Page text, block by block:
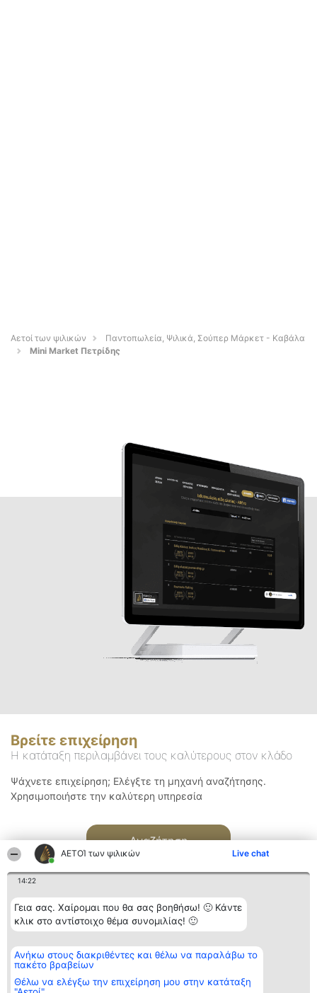
ΑΕΤΟΊ των ψιλικών Live chat
14:22
Γεια σας. Χαίρομαι που θα σας βοηθήσω! 🙂 Κάντε
κλικ στο αντίστοιχο θέμα συνομιλίας! 🙂
Ανήκω στους διακριθέντες και θέλω να παραλάβω το
πακέτο βραβείων
Θέλω να ελέγξω την επιχείρηση μου στην κατάταξη
Αετοί των ψιλικών
Παντοπωλεία, Ψιλικά, Σούπερ Μάρκετ - Καβάλα
Mini Market Πετρίδης
Βρείτε επιχείρηση
Η κατάταξη περιλαμβάνει τους καλύτερους στον κλάδο
Ψάχνετε επιχείρηση; Ελέγξτε τη μηχανή αναζήτησης.
Χρησιμοποιήστε την καλύτερη υπηρεσία
Αναζήτηση
Διοργανωτής της
κατάταξης
BEAUTIFUL COMPANY
ΤΗΛ. ΕΠΙΚΟΙΝΩΝΙΑΣ:
Κατάταξη
Διακριθέντες
των
διακριθέντων
Επικοινωνία
Επικοινωνία